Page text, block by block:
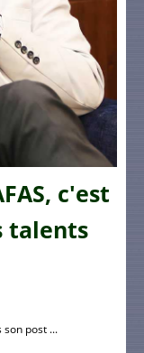
c'est
talents
son post ...